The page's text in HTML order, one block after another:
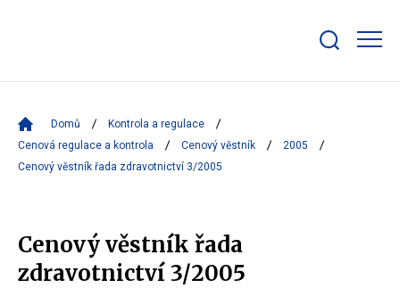
bar
Domů
Kontrola a regulace
Cenová regulace a kontrola
Cenový věstník
2005
Cenový věstník řada zdravotnictví 3/2005
Cenový věstník řada
zdravotnictví 3/2005